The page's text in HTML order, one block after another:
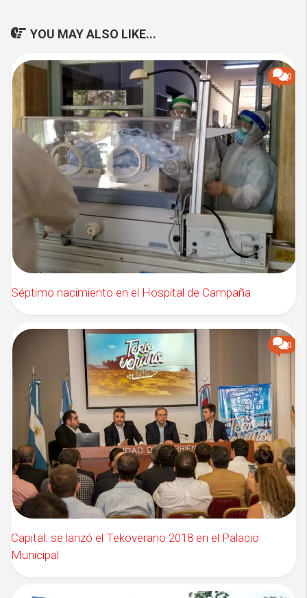
YOU MAY ALSO LIKE...
0
Séptimo nacimiento en el Hospital de Campaña
0
Capital: se lanzó el Tekoverano 2018 en el Palacio
Municipal